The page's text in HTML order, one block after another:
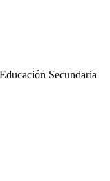
Secundaria